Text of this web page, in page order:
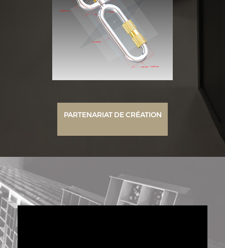
PARTENARIAT DE CRÉATION